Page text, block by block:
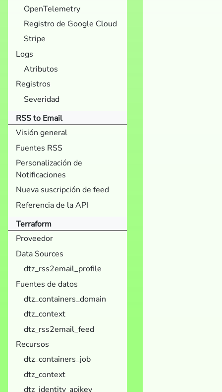
OpenTelemetry
Registro de Google Cloud
Stripe
Logs
Atributos
Registros
Severidad
RSS to Email
Visión general
Fuentes RSS
Personalización de
Notificaciones
Nueva suscripción de feed
Referencia de la API
Terraform
Proveedor
Data Sources
dtz_rss2email_profile
Fuentes de datos
dtz_containers_domain
dtz_context
dtz_rss2email_feed
Recursos
dtz_containers_job
dtz_context
dtz_identity_apikey